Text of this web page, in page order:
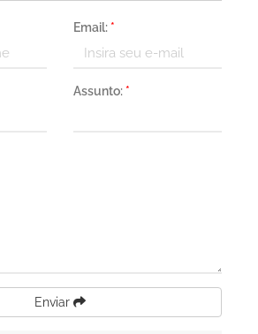
Email: *
Assunto: *
Enviar